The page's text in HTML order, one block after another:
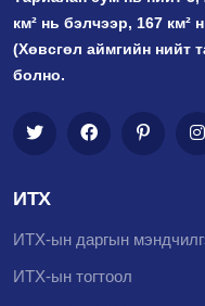
км² нь бэлчээр, 167 км²
(Хөвсгөл аймгийн нийт
болно.
ИТХ
ИТХ-ын даргын
ИТХ-ын тогтоол